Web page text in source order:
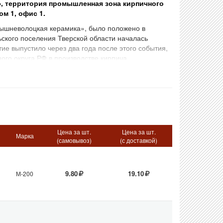
территория промышленная зона кирпичного
1, офис 1.
керамика», было положено в
поселения Тверской области началась
выпустило через два года после этого события,
округа РФ в производстве кирпича.
Ненорово-Филимоновского месторождении.
видов и форматов, позволяющих решить любые
технологических процессов,
компаний, а также итальянскому
продукция с правильной геометрией,
приятной цене.
Марка
Цена за шт.
(самовывоз)
Цена за шт.
(с доставкой)
М-200 9.80 19.10